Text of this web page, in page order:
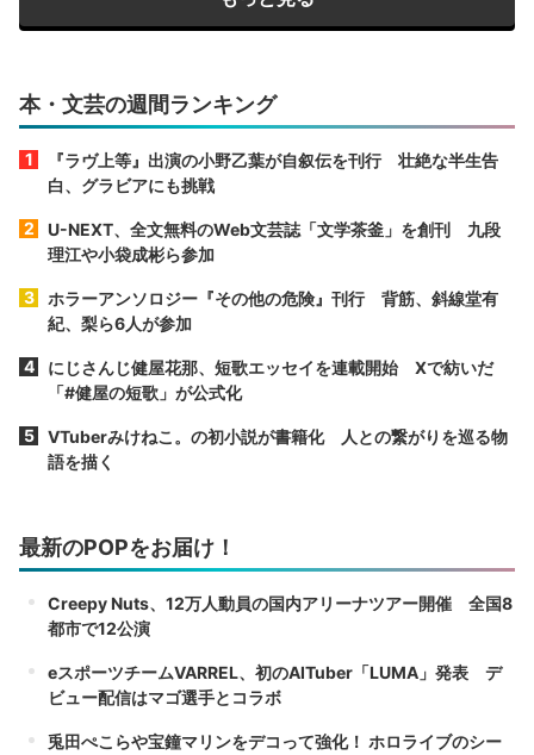
本・文芸の週間ランキング
『ラヴ上等』出演の小野乙葉が自叙伝を刊行 壮絶な半生告
白、グラビアにも挑戦
U-NEXT、全文無料のWeb文芸誌「文学茶釜」を創刊 九段
理江や小袋成彬ら参加
ホラーアンソロジー『その他の危険』刊行 背筋、斜線堂有
紀、梨ら6人が参加
にじさんじ健屋花那、短歌エッセイを連載開始 Xで紡いだ
「#健屋の短歌」が公式化
VTuberみけねこ。の初小説が書籍化 人との繋がりを巡る物
語を描く
最新のPOPをお届け！
Creepy Nuts、12万人動員の国内アリーナツアー開催 全国8
都市で12公演
eスポーツチームVARREL、初のAITuber「LUMA」発表 デ
ビュー配信はマゴ選手とコラボ
兎田ぺこらや宝鐘マリンをデコって強化！ ホロライブのシー